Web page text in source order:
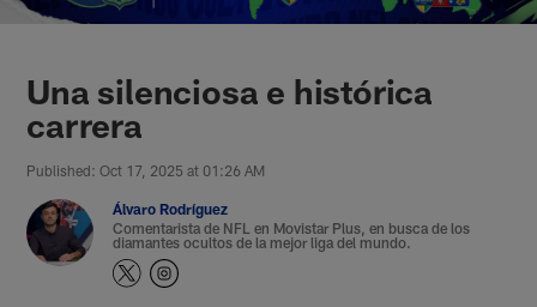
Una silenciosa e histórica
carrera
Published: Oct 17, 2025 at 01:26 AM
Álvaro Rodríguez
Comentarista de NFL en Movistar Plus, en busca de los
diamantes ocultos de la mejor liga del mundo.